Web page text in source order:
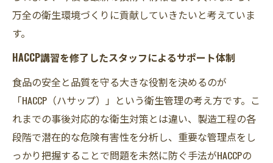
万全の衛生環境づくりに貢献していきたいと考えていま
す。
HACCP講習を修了したスタッフによるサポート体制
食品の安全と品質を守る大きな役割を決めるのが
「HACCP（ハサップ）」という衛生管理の考え方です。こ
れまでの事後対応的な衛生対策とは違い、製造工程の各
段階で潜在的な危険有害性を分析し、重要な管理点をし
っかり把握することで問題を未然に防ぐ手法がHACCPの